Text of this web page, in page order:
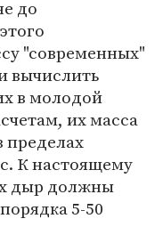
до
"современных"
вычислить
в молодой
их масса
пределах
К настоящему
дыр должны
5-50